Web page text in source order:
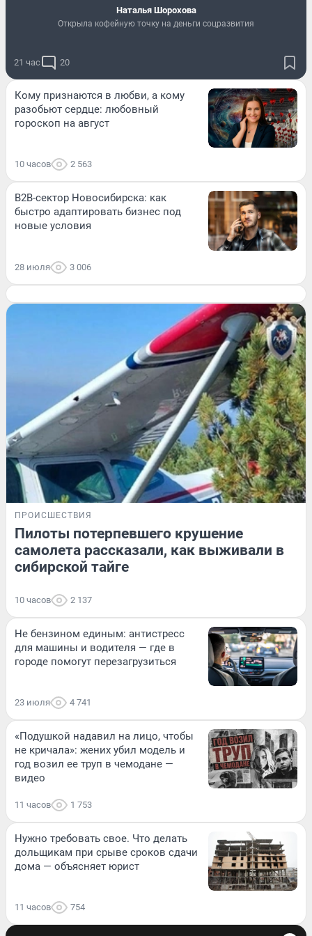
Наталья Шорохова
Открыла кофейную точку на деньги соцразвития
21 час 20
Кому признаются в любви, а кому
разобьют сердце: любовный
гороскоп на август
10 часов 2 563
B2B-сектор Новосибирска: как
быстро адаптировать бизнес под
новые условия
28 июля 3 006
ПРОИСШЕСТВИЯ
Пилоты потерпевшего крушение
самолета рассказали, как выживали в
сибирской тайге
10 часов 2 137
Не бензином единым: антистресс
для машины и водителя — где в
городе помогут перезагрузиться
23 июля 4 741
«Подушкой надавил на лицо, чтобы
не кричала»: жених убил модель и
год возил ее труп в чемодане —
видео
11 часов 1 753
Нужно требовать свое. Что делать
дольщикам при срыве сроков сдачи
дома — объясняет юрист
11 часов 754